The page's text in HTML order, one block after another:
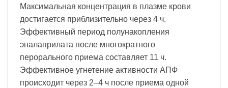
Максимальная концентрация в плазме крови
достигается приблизительно через 4 ч.
Эффективный период полунакопления
эналаприлата после многократного
перорального приема составляет 11 ч.
Эффективное угнетение активности АПФ
происходит через 2–4 ч после приема одной